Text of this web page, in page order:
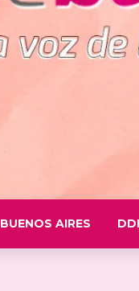
BUENOS AIRES